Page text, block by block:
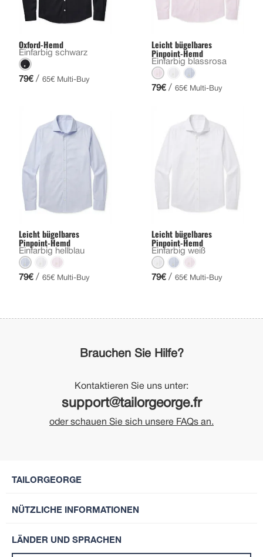
Oxford-Hemd
Einfarbig schwarz
79€ / 65€ Multi-Buy
Leicht bügelbares
Pinpoint-Hemd
Einfarbig blassrosa
79€ / 65€ Multi-Buy
Leicht bügelbares
Pinpoint-Hemd
Einfarbig hellblau
79€ / 65€ Multi-Buy
Leicht bügelbares
Pinpoint-Hemd
Einfarbig weiß
79€ / 65€ Multi-Buy
Brauchen Sie Hilfe?
Kontaktieren Sie uns unter:
support@tailorgeorge.fr
oder schauen Sie sich unsere FAQs an.
TAILORGEORGE
NÜTZLICHE INFORMATIONEN
LÄNDER UND SPRACHEN